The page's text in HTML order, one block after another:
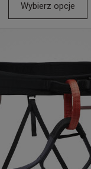
Wybierz opcje